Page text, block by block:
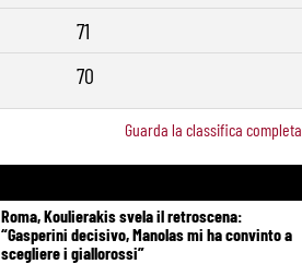
71
70
Guarda la classifica completa
Roma, Koulierakis svela il retroscena:
“Gasperini decisivo, Manolas mi ha convinto a
scegliere i giallorossi”